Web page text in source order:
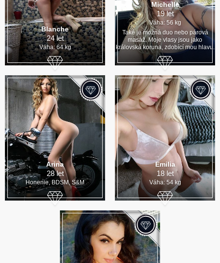
Blanche
24 let
Váha: 64 kg
Michelle
19 let
Váha: 56 kg
Také je možná duo nebo párová
masáž. Moje vlasy jsou jako
královská koruna, zdobící mou hlavu.
Arina
28 let
Honenie, BDSM, S&M
Emilia
18 let
Váha: 54 kg